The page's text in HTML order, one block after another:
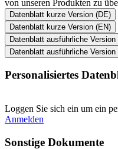
von unseren Produkten zu
Datenblatt kurze Version (DE)
Datenblatt kurze Version (EN)
Datenblatt ausführliche Version
Datenblatt ausführliche Version
Personalisiertes
Loggen Sie sich ein um ein
Anmelden
Sonstige Dokumente